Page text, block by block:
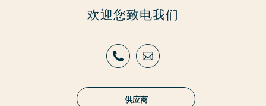
欢迎您致电我们
供应商